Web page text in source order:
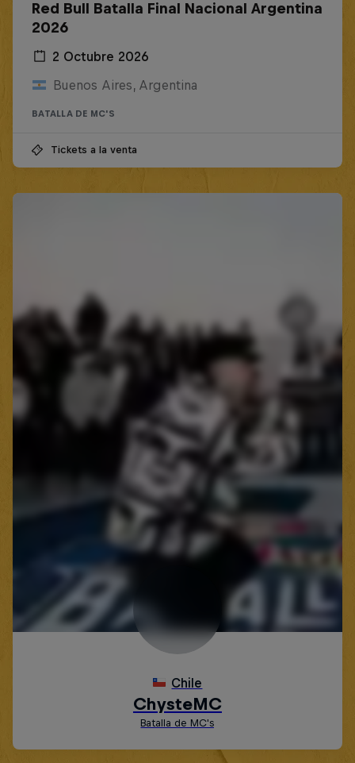
Red Bull Batalla Final Nacional Argentina
2026
2 Octubre 2026
Buenos Aires, Argentina
BATALLA DE MC'S
Tickets a la venta